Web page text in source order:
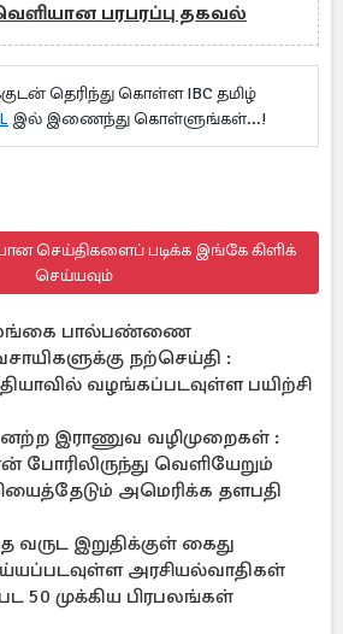
பரபரப்பு தகவல்
தெரிந்து கொள்ள IBC தமிழ்
இல் இணைந்து கொள்ளுங்கள்...!
செய்திகளைப் படிக்க இங்கே கிளிக்
செய்யவும்
பால்பண்ணை
நற்செய்தி :
வழங்கப்படவுள்ள பயிற்சி
இராணுவ வழிமுறைகள் :
போரிலிருந்து வெளியேறும்
அமெரிக்க தளபதி
வருட இறுதிக்குள் கைது
அரசியல்வாதிகள்
50 முக்கிய பிரபலங்கள்